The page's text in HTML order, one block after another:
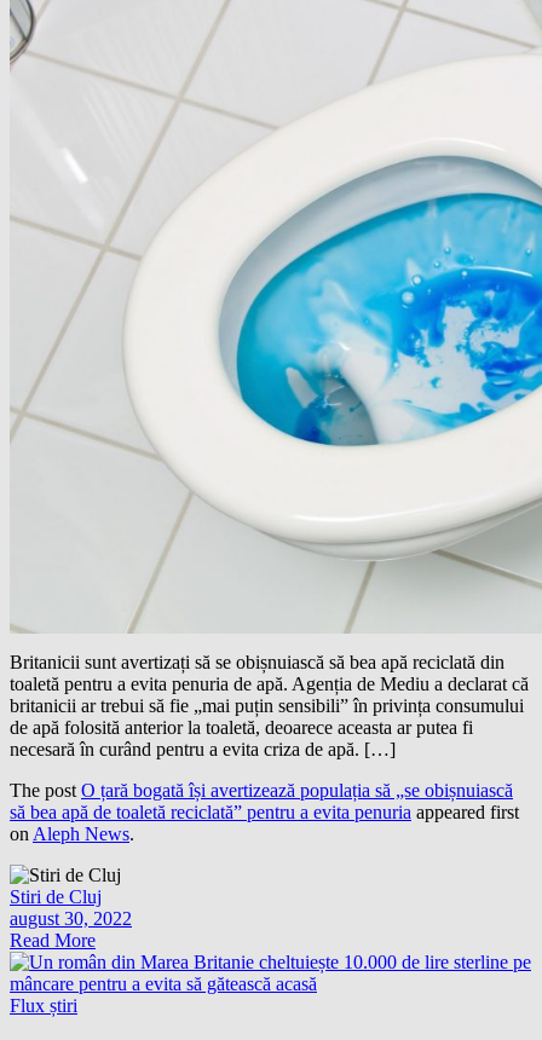
Britanicii sunt avertizați să se obișnuiască să bea apă reciclată din
toaletă pentru a evita penuria de apă. Agenția de Mediu a declarat că
britanicii ar trebui să fie „mai puțin sensibili” în privința consumului
de apă folosită anterior la toaletă, deoarece aceasta ar putea fi
necesară în curând pentru a evita criza de apă. […]
The post O țară bogată își avertizează populația să „se obișnuiască
să bea apă de toaletă reciclată” pentru a evita penuria appeared first
on Aleph News.
Stiri de Cluj
august 30, 2022
Read More
Flux știri